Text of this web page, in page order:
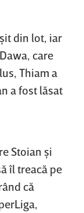
din lot, iar
care
Thiam a
a fost lăsat
Stoian şi
îl treacă pe
că